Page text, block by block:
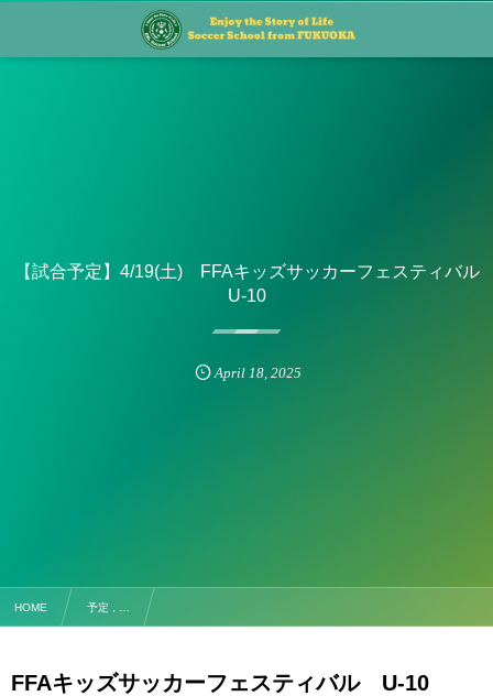
【試合予定】4/19(土) FFAキッズサッカーフェスティバル
U-10
April 18,2025
HOME 予定 , …
FFAキッズサッカーフェスティバル U-10